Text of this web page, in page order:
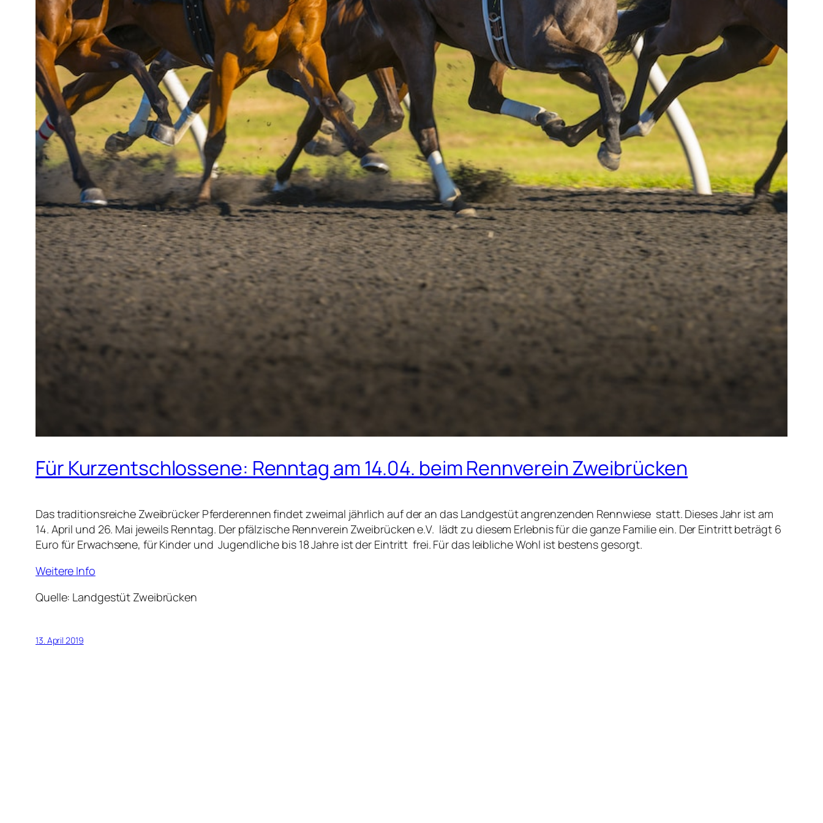
Für Kurzentschlossene: Renntag am 14.04. beim Rennverein Zweibrücken
Das traditionsreiche Zweibrücker Pferderennen findet zweimal jährlich auf der an das Landgestüt angrenzenden Rennwiese statt. Dieses Jahr ist am
14. April und 26. Mai jeweils Renntag. Der pfälzische Rennverein Zweibrücken e.V. lädt zu diesem Erlebnis für die ganze Familie ein. Der Eintritt beträgt 6
Euro für Erwachsene, für Kinder und Jugendliche bis 18 Jahre ist der Eintritt frei. Für das leibliche Wohl ist bestens gesorgt.
Weitere Info
Quelle: Landgestüt Zweibrücken
13. April 2019